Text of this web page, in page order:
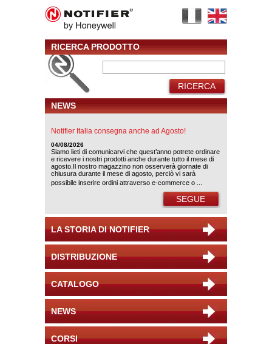
RICERCA PRODOTTO
RICERCA
NEWS
Notifier Italia consegna anche ad Agosto!
04/08/2026
Siamo lieti di comunicarvi che quest’anno potrete ordinare
e ricevere i nostri prodotti anche durante tutto il mese di
agosto.Il nostro magazzino non osserverà giornate di
chiusura durante il mese di agosto, perciò vi sarà
possibile inserire ordini attraverso e-commerce o ...
SEGUE
LA STORIA DI NOTIFIER
DISTRIBUZIONE
CATALOGO
NEWS
CORSI